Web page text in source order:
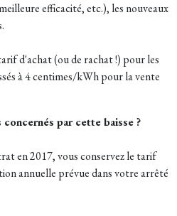
efficacité, etc.), les nouveaux
d'achat (ou de rachat !) pour les
à 4 centimes/kWh pour la vente
par cette baisse ?
en 2017, vous conservez le tarif
annuelle prévue dans votre arrêté